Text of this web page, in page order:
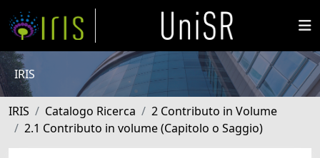
IRIS
IRIS Catalogo Ricerca
2 Contributo in Volume
2.1 Contributo in volume (Capitolo o Saggio)